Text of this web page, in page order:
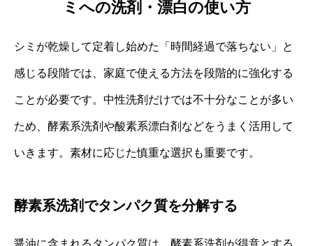
ミへの洗剤・漂白の使い方
シミが乾燥して定着し始めた「時間経過で落ちない」と
感じる段階では、家庭で使える方法を段階的に強化する
ことが必要です。中性洗剤だけでは不十分なことが多い
ため、酵素系洗剤や酸素系漂白剤などをうまく活用して
いきます。素材に応じた慎重な選択も重要です。
酵素系洗剤でタンパク質を分解する
醤油に含まれるタンパク質は、酵素系洗剤が得意とする